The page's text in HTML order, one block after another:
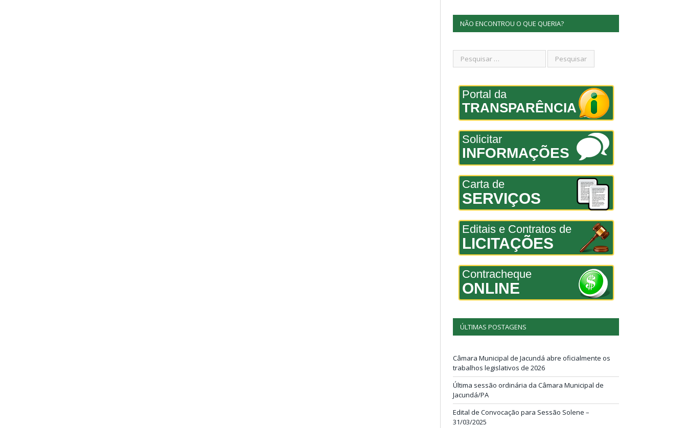
NÃO ENCONTROU O QUE QUERIA?
Portal da
TRANSPARÊNCIA
Solicitar
INFORMAÇÕES
Carta de
SERVIÇOS
Editais e Contratos de
LICITAÇÕES
Contracheque
ONLINE
ÚLTIMAS POSTAGENS
Câmara Municipal de Jacundá abre oficialmente os
trabalhos legislativos de 2026
Última sessão ordinária da Câmara Municipal de
Jacundá/PA
Edital de Convocação para Sessão Solene –
31/03/2025